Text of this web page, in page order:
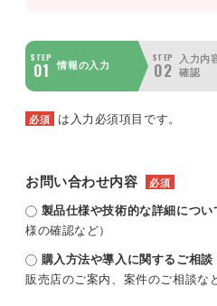
STEP
01 情報の入力
STEP
02
入力内
確認
必須 は入力必須項目です。
お問い合わせ内容 必須
製品仕様や技術的な詳細につい
様の確認など）
購入方法や導入に関するご相談
販売店のご案内、案件のご相談な